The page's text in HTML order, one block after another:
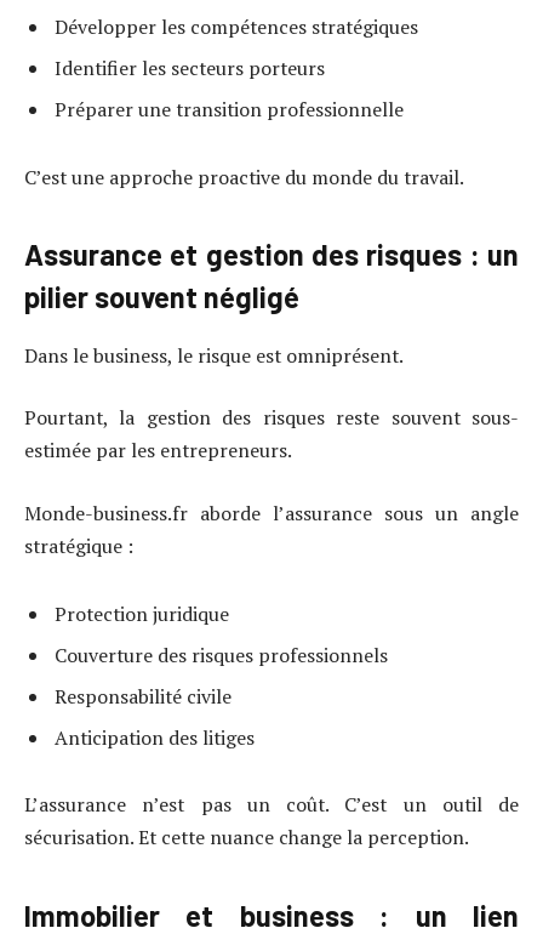
Développer les compétences stratégiques
Identifier les secteurs porteurs
Préparer une transition professionnelle
C’est une approche proactive du monde du travail.
Assurance et gestion des risques : un
pilier souvent négligé
Dans le business, le risque est omniprésent.
Pourtant, la gestion des risques reste souvent sous-
estimée par les entrepreneurs.
Monde-business.fr aborde l’assurance sous un angle
stratégique :
Protection juridique
Couverture des risques professionnels
Responsabilité civile
Anticipation des litiges
L’assurance n’est pas un coût. C’est un outil de
sécurisation. Et cette nuance change la perception.
Immobilier et business : un lien